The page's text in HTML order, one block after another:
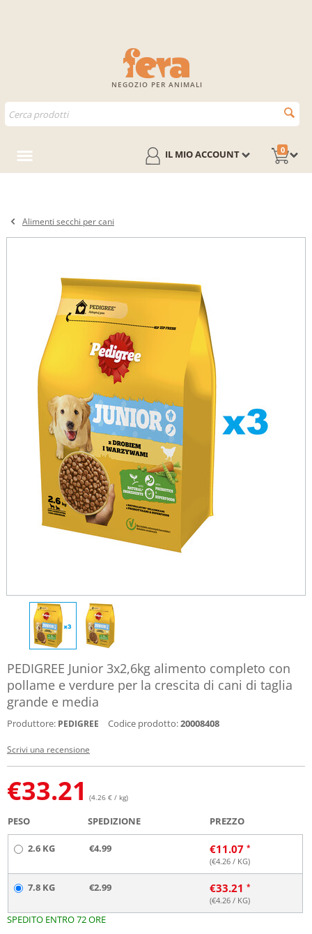
NEGOZIO PER ANIMALI
0
IL MIO ACCOUNT
Alimenti secchi per cani
PEDIGREE Junior 3x2,6kg alimento completo con
pollame e verdure per la crescita di cani di taglia
grande e media
Produttore: PEDIGREE Codice prodotto:20008408
Scrivi una recensione
€33.21 (4.26 € / kg)
PESO SPEDIZIONE PREZZO
2.6 KG €4.99 €11.07
(€4.26 / KG)
7.8 KG €2.99 €33.21
(€4.26 / KG)
SPEDITO ENTRO 72 ORE